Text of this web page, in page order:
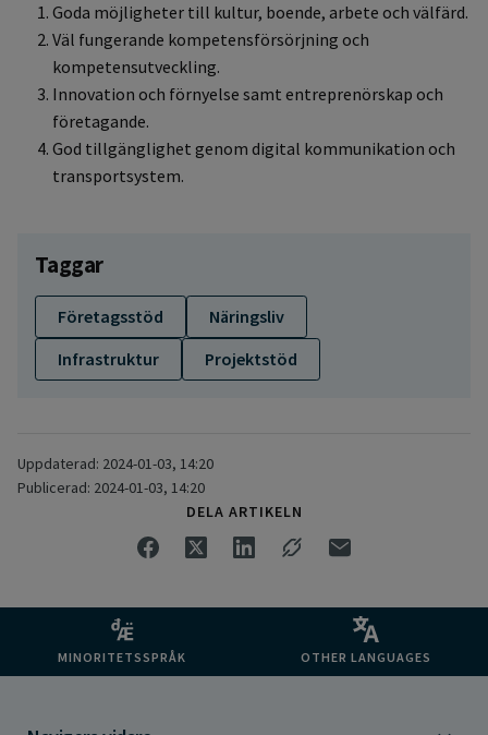
Goda möjligheter till kultur, boende, arbete och välfärd.
Väl fungerande kompetensförsörjning och
kompetensutveckling.
Innovation och förnyelse samt entreprenörskap och
företagande.
God tillgänglighet genom digital kommunikation och
transportsystem.
Taggar
Företagsstöd
Näringsliv
Infrastruktur
Projektstöd
Uppdaterad: 2024-01-03, 14:20
Publicerad: 2024-01-03, 14:20
DELA ARTIKELN
MINORITETSSPRÅK OTHER LANGUAGES